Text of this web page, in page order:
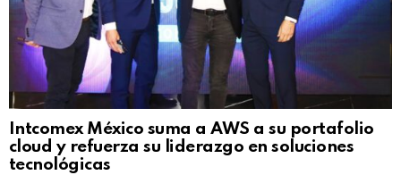
Intcomex México suma a AWS a su portafolio
cloud y refuerza su liderazgo en soluciones
tecnológicas